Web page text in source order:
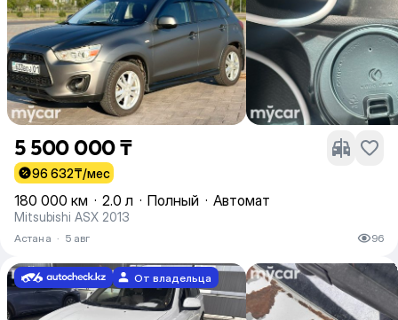
5 500 000 ₸
96 632₸/мес
180 000 км · 2.0 л · Полный · Автомат
Mitsubishi ASX 2013
Астана · 5 авг 96
От владельца